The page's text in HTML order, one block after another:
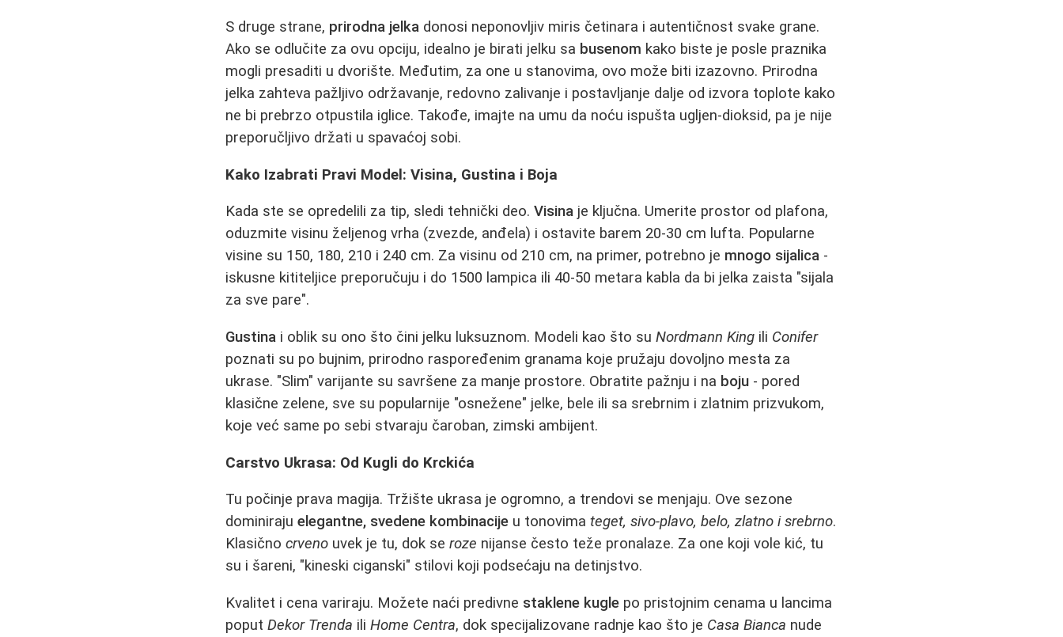
S druge strane, prirodna jelka donosi neponovljiv miris četinara i autentičnost svake grane.
Ako se odlučite za ovu opciju, idealno je birati jelku sa busenom kako biste je posle praznika
mogli presaditi u dvorište. Međutim, za one u stanovima, ovo može biti izazovno. Prirodna
jelka zahteva pažljivo održavanje, redovno zalivanje i postavljanje dalje od izvora toplote kako
ne bi prebrzo otpustila iglice. Takođe, imajte na umu da noću ispušta ugljen-dioksid, pa je nije
preporučljivo držati u spavaćoj sobi.
Kako Izabrati Pravi Model: Visina, Gustina i Boja
Kada ste se opredelili za tip, sledi tehnički deo.Visina je ključna. Umerite prostor od plafona,
oduzmite visinu željenog vrha (zvezde, anđela) i ostavite barem 20-30 cm lufta. Popularne
visine su 150, 180, 210 i 240 cm. Za visinu od 210 cm, na primer, potrebno je mnogo sijalica -
iskusne kititeljice preporučuju i do 1500 lampica ili 40-50 metara kabla da bi jelka zaista "sijala
za sve pare".
Gustina i oblik su ono što čini jelku luksuznom. Modeli kao što suNordmann King ili Conifer
poznati su po bujnim, prirodno raspoređenim granama koje pružaju dovoljno mesta za
ukrase. "Slim" varijante su savršene za manje prostore. Obratite pažnju i na boju - pored
klasične zelene, sve su popularnije "osnežene" jelke, bele ili sa srebrnim i zlatnim prizvukom,
koje već same po sebi stvaraju čaroban, zimski ambijent.
Carstvo Ukrasa: Od Kugli do Krckića
Tu počinje prava magija. Tržište ukrasa je ogromno, a trendovi se menjaju. Ove sezone
dominirajuelegantne, svedene kombinacije u tonovimateget, sivo-plavo, belo, zlatno i srebrno.
Klasičnocrveno uvek je tu, dok seroze nijanse često teže pronalaze. Za one koji vole kić, tu
su i šareni, "kineski ciganski" stilovi koji podsećaju na detinjstvo.
Kvalitet i cena variraju. Možete naći predivne staklene kugle po pristojnim cenama u lancima
poputDekor Trenda iliHome Centra, dok specijalizovane radnje kao što je Casa Bianca nude